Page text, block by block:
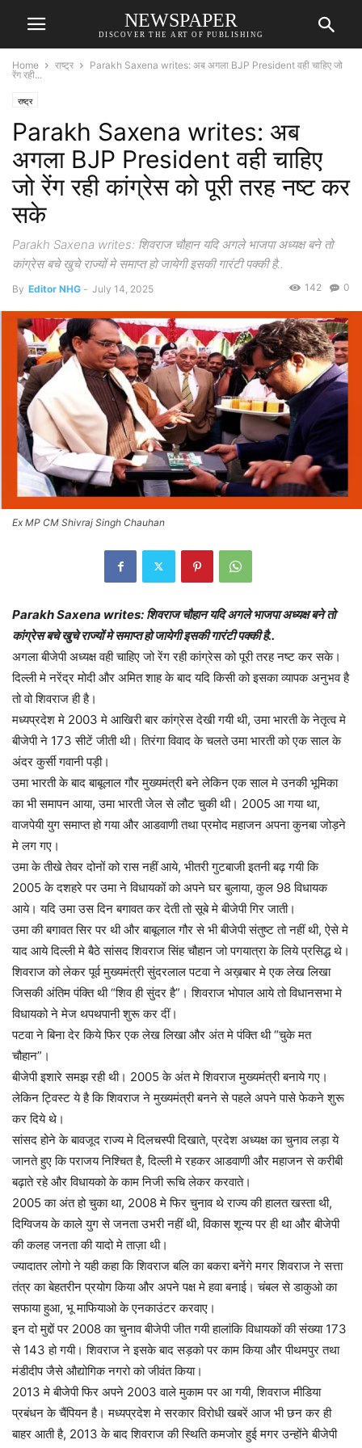
NEWSPAPER
DISCOVER THE ART OF PUBLISHING
Home राष्ट्र
Parakh Saxena writes: अब अगला BJP President वही चाहिए जो
रेंग रही...
राष्ट्र
Parakh Saxena writes: अब
अगला BJP President वही चाहिए
जो रेंग रही कांग्रेस को पूरी तरह नष्ट कर
सके
Parakh Saxena writes: शिवराज चौहान यदि अगले भाजपा अध्यक्ष बने तो
कांग्रेस बचे खुचे राज्यों मे समाप्त हो जायेगी इसकी गारंटी पक्की है..
By Editor NHG - July 14, 2025 0
142
Ex MP CM Shivraj Singh Chauhan
Parakh Saxena writes: शिवराज चौहान यदि अगले भाजपा अध्यक्ष बने तो
कांग्रेस बचे खुचे राज्यों मे समाप्त हो जायेगी इसकी गारंटी पक्की है..
अगला बीजेपी अध्यक्ष वही चाहिए जो रेंग रही कांग्रेस को पूरी तरह नष्ट कर सके।
दिल्ली मे नरेंद्र मोदी और अमित शाह के बाद यदि किसी को इसका व्यापक अनुभव है
तो वो शिवराज ही है।
मध्यप्रदेश मे 2003 मे आखिरी बार कांग्रेस देखी गयी थी, उमा भारती के नेतृत्व मे
बीजेपी ने 173 सीटें जीती थी। तिरंगा विवाद के चलते उमा भारती को एक साल के
अंदर कुर्सी गवानी पड़ी।
उमा भारती के बाद बाबूलाल गौर मुख्यमंत्री बने लेकिन एक साल मे उनकी भूमिका
का भी समापन आया, उमा भारती जेल से लौट चुकी थी। 2005 आ गया था,
वाजपेयी युग समाप्त हो गया और आडवाणी तथा प्रमोद महाजन अपना कुनबा जोड़ने
मे लग गए।
उमा के तीखे तेवर दोनों को रास नहीं आये, भीतरी गुटबाजी इतनी बढ़ गयी कि
2005 के दशहरे पर उमा ने विधायकों को अपने घर बुलाया, कुल 98 विधायक
आये। यदि उमा उस दिन बगावत कर देती तो सूबे मे बीजेपी गिर जाती।
उमा की बगावत सिर पर थी और बाबूलाल गौर से भी बीजेपी संतुष्ट तो नहीं थी, ऐसे मे
याद आये दिल्ली मे बैठे सांसद शिवराज सिंह चौहान जो पगयात्रा के लिये प्रसिद्ध थे।
शिवराज को लेकर पूर्व मुख्यमंत्री सुंदरलाल पटवा ने अख़बार मे एक लेख लिखा
जिसकी अंतिम पंक्ति थी “शिव ही सुंदर है”। शिवराज भोपाल आये तो विधानसभा मे
विधायको ने मेज थपथपानी शुरू कर दीं।
पटवा ने बिना देर किये फिर एक लेख लिखा और अंत मे पंक्ति थी “चुके मत
चौहान”।
बीजेपी इशारे समझ रही थी। 2005 के अंत मे शिवराज मुख्यमंत्री बनाये गए।
लेकिन ट्विस्ट ये है कि शिवराज ने मुख्यमंत्री बनने से पहले अपने पासे फेकने शुरू
कर दिये थे।
सांसद होने के बावजूद राज्य मे दिलचस्पी दिखाते, प्रदेश अध्यक्ष का चुनाव लड़ा ये
जानते हुए कि पराजय निश्चित है, दिल्ली मे रहकर आडवाणी और महाजन से करीबी
बढ़ाते रहे और विधायको के काम निजी रूचि लेकर करवाते।
2005 का अंत हो चुका था, 2008 मे फिर चुनाव थे राज्य की हालत खस्ता थी,
दिग्विजय के काले युग से जनता उभरी नहीं थी, विकास शून्य पर ही था और बीजेपी
की कलह जनता की यादो मे ताज़ा थी।
ज्यादातर लोगो ने यही कहा कि शिवराज बलि का बकरा बनेंगे मगर शिवराज ने सत्ता
तंत्र का बेहतरीन प्रयोग किया और अपने पक्ष मे हवा बनाई। चंबल से डाकुओ का
सफाया हुआ, भू माफियाओ के एनकाउंटर करवाए।
इन दो मुद्दों पर 2008 का चुनाव बीजेपी जीत गयी हालांकि विधायकों की संख्या 173
से 143 हो गयी। शिवराज ने इसके बाद सड़को पर काम किया और पीथमपुर तथा
मंडीदीप जैसे औद्योगिक नगरो को जीवंत किया।
2013 मे बीजेपी फिर अपने 2003 वाले मुकाम पर आ गयी, शिवराज मीडिया
प्रबंधन के चैंपियन है। मध्यप्रदेश मे सरकार विरोधी खबरें आज भी छन कर ही
बाहर आती है, 2013 के बाद शिवराज की स्थिति कमजोर हुई मगर उन्होंने बीजेपी